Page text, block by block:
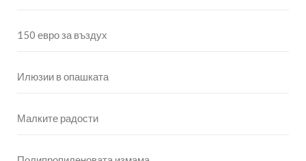
150 евро за въздух
Илюзии в опашката
Малките радости